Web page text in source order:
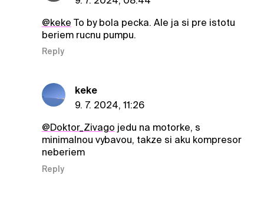
@keke To by bola pecka. Ale ja si pre istotu
beriem rucnu pumpu.
Reply
keke
9. 7. 2024, 11:26
@Doktor_Zivago jedu na motorke, s
minimalnou vybavou, takze si aku kompresor
neberiem
Reply